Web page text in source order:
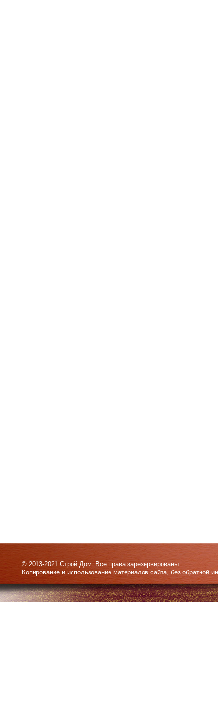
© 2013-2021 Строй Дом. Все права зарезервированы.
Копирование и использование материалов сайта, без обратной